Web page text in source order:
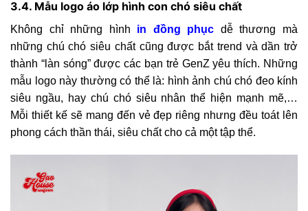
3.4. Mẫu logo áo lớp hình con chó siêu chất
Không chỉ những hình in đồng phục dễ thương mà
những chú chó siêu chất cũng được bắt trend và dần trở
thành “làn sóng” được các bạn trẻ GenZ yêu thích. Những
mẫu logo này thường có thể là: hình ảnh chú chó đeo kính
siêu ngầu, hay chú chó siêu nhân thể hiện mạnh mẽ,…
Mỗi thiết kế sẽ mang đến vẻ đẹp riêng nhưng đều toát lên
phong cách thần thái, siêu chất cho cả một tập thể.